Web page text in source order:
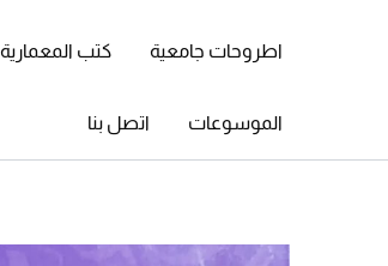
اطروحات جامعية كتب المعمارية
الموسوعات اتصل بنا